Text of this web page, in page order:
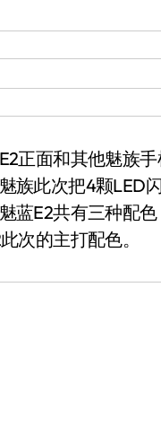
面和其他魅族手
族此次把4颗LED
蓝E2共有三种配
次的主打配色。